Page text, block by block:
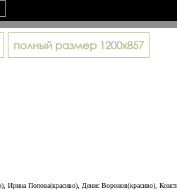
полный размер 1200x857
Попова(красиво), Денис Воронов(красиво),